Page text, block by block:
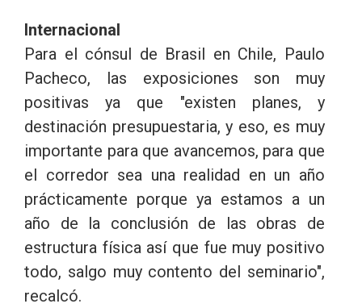
Internacional
Para el cónsul de Brasil en Chile, Paulo
Pacheco, las exposiciones son muy
positivas ya que "existen planes, y
destinación presupuestaria, y eso, es muy
importante para que avancemos, para que
el corredor sea una realidad en un año
prácticamente porque ya estamos a un
año de la conclusión de las obras de
estructura física así que fue muy positivo
todo, salgo muy contento del seminario",
recalcó.